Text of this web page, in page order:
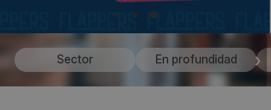
Sector En profundidad